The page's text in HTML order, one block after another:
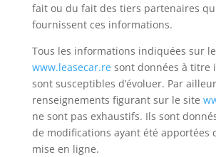
fait ou du fait des tiers partenaires
fournissent ces informations.
Tous les informations indiquées sur
www.leasecar.resont données à titre
sont susceptibles d’évoluer. Par
renseignements figurant sur le site
ne sont pas exhaustifs. Ils sont
de modifications ayant été apportées
mise en ligne.